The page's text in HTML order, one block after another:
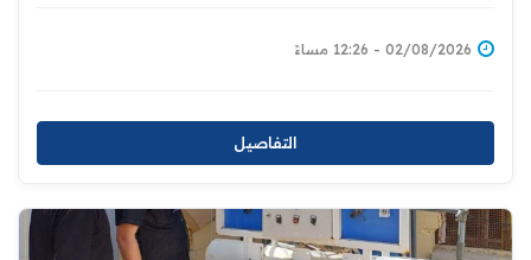
02/08/2026 - 12:26 مساءً
التفاصيل